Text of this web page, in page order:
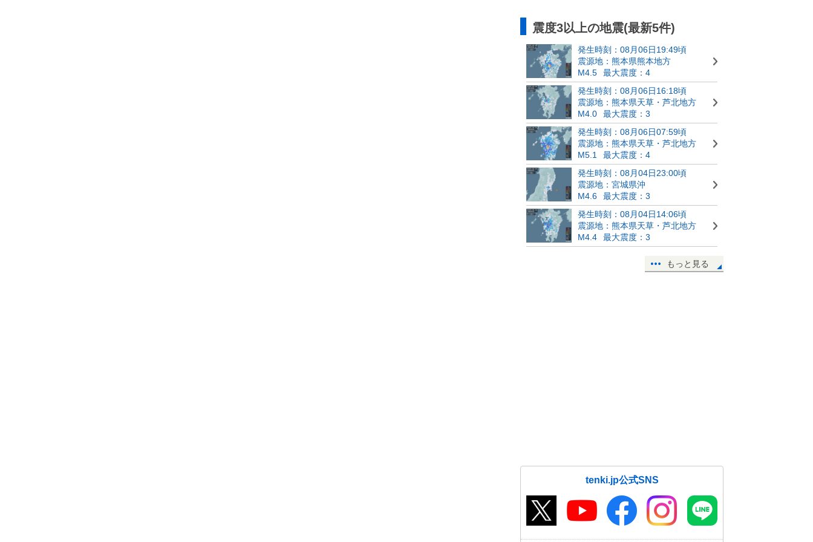
震度3以上の地震(最新5件)
発生時刻：08月06日19:49頃
震源地：熊本県熊本地方
M4.5
最大震度：4
発生時刻：08月06日16:18頃
震源地：熊本県天草・芦北地方
M4.0
最大震度：3
発生時刻：08月06日07:59頃
震源地：熊本県天草・芦北地方
M5.1
最大震度：4
発生時刻：08月04日23:00頃
震源地：宮城県沖
M4.6
最大震度：3
発生時刻：08月04日14:06頃
震源地：熊本県天草・芦北地方
M4.4
最大震度：3
もっと見る
tenki.jp公式SNS